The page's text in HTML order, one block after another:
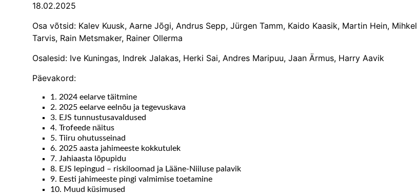
18.02.2025
Osa võtsid: Kalev Kuusk, Aarne Jõgi, Andrus Sepp, Jürgen Tamm, Kaido Kaasik, Martin Hein, Mihkel
Tarvis, Rain Metsmaker, Rainer Ollerma
Osalesid: Ive Kuningas, Indrek Jalakas, Herki Sai, Andres Maripuu, Jaan Ärmus, Harry Aavik
Päevakord:
1. 2024 eelarve täitmine
2. 2025 eelarve eelnõu ja tegevuskava
3. EJS tunnustusavaldused
4. Trofeede näitus
5. Tiiru ohutusseinad
6. 2025 aasta jahimeeste kokkutulek
7. Jahiaasta lõpupidu
8. EJS lepingud – riskiloomad ja Lääne-Niiluse palavik
9. Eesti jahimeeste pingi valmimise toetamine
10. Muud küsimused